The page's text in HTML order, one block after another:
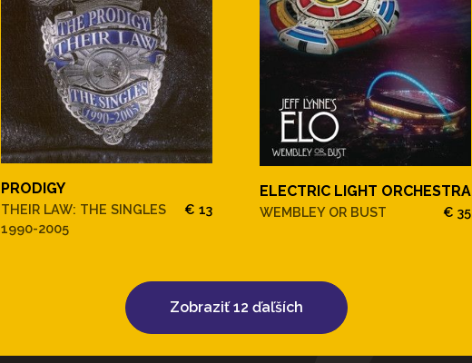
PRODIGY
THEIR LAW: THE SINGLES
1990-2005
€ 13
ELECTRIC LIGHT ORCHESTRA
WEMBLEY OR BUST € 35
Zobraziť 12 ďaľších